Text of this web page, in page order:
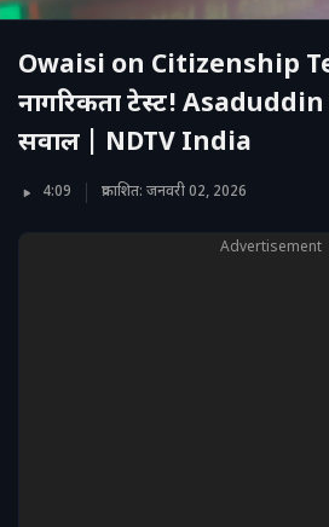
Owaisi on Citizenship
नागरिकता टेस्ट!
सवाल | NDTV India
4:09 प्रकाशित: जनवरी 02, 2026
Advertisement